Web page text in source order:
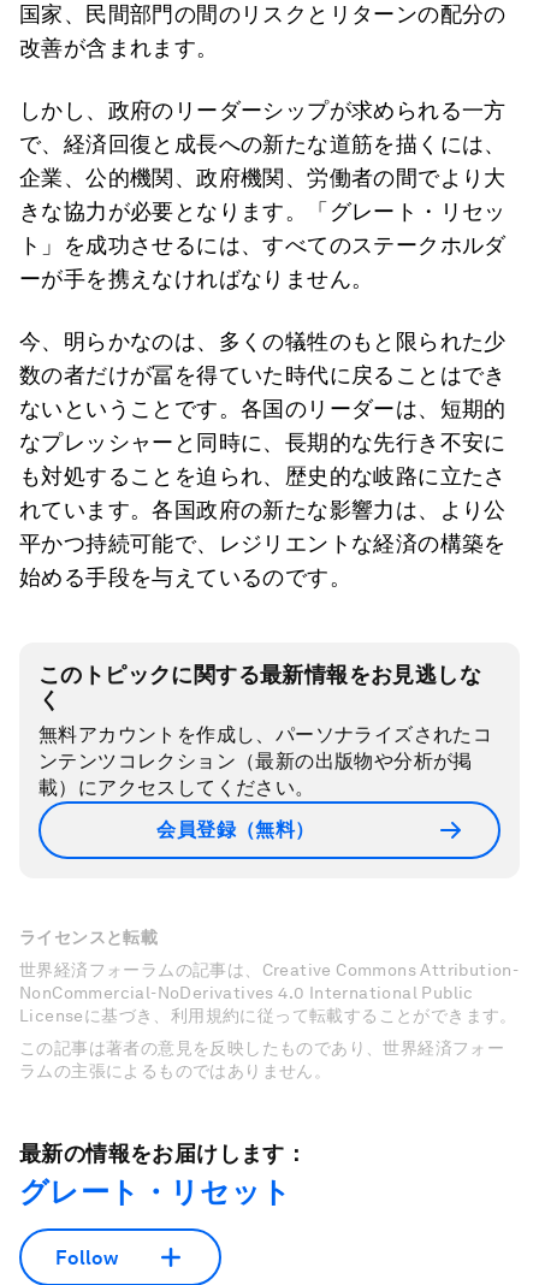
国家、民間部門の間のリスクとリターンの配分の
改善が含まれます。
しかし、政府のリーダーシップが求められる一方
で、経済回復と成長への新たな道筋を描くには、
企業、公的機関、政府機関、労働者の間でより大
きな協力が必要となります。「グレート・リセッ
ト」を成功させるには、すべてのステークホルダ
ーが手を携えなければなりません。
今、明らかなのは、多くの犠牲のもと限られた少
数の者だけが冨を得ていた時代に戻ることはでき
ないということです。各国のリーダーは、短期的
なプレッシャーと同時に、長期的な先行き不安に
も対処することを迫られ、歴史的な岐路に立たさ
れています。各国政府の新たな影響力は、より公
平かつ持続可能で、レジリエントな経済の構築を
始める手段を与えているのです。
このトピックに関する最新情報をお見逃しな
く
無料アカウントを作成し、パーソナライズされたコ
ンテンツコレクション（最新の出版物や分析が掲
載）にアクセスしてください。
会員登録（無料）
ライセンスと転載
世界経済フォーラムの記事は、Creative Commons Attribution-
NonCommercial-NoDerivatives 4.0 International Public
Licenseに基づき、利用規約に従って転載することができます。
この記事は著者の意見を反映したものであり、世界経済フォー
ラムの主張によるものではありません。
最新の情報をお届けします：
グレート・リセット
Follow